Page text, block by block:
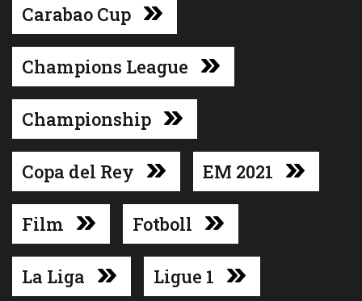
Carabao Cup
Champions League
Championship
Copa del Rey EM 2021
Film Fotboll
La Liga Ligue 1